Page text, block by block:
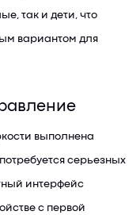
так и дети, что
вариантом для
выполнена
серьезных
интерфейс
с первой